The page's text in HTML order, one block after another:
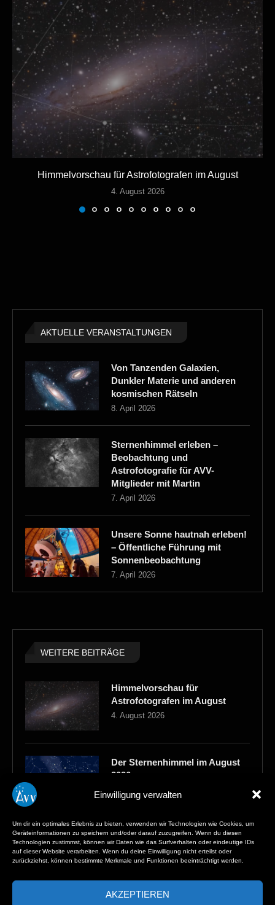
Einwilligung verwalten
Um dir ein optimales Erlebnis zu bieten, verwenden wir Technologien wie Cookies, um
Geräteinformationen zu speichern und/oder darauf zuzugreifen. Wenn du diesen
Technologien zustimmst, können wir Daten wie das Surfverhalten oder eindeutige IDs
auf dieser Website verarbeiten. Wenn du deine Einwilligung nicht erteilst oder
zurückziehst, können bestimmte Merkmale und Funktionen beeinträchtigt werden.
AKZEPTIEREN
Himmelvorschau für Astrofotografen im August
4. August 2026
AKTUELLE VERANSTALTUNGEN
Von Tanzenden Galaxien,
Dunkler Materie und anderen
kosmischen Rätseln
8. April 2026
Sternenhimmel erleben –
Beobachtung und
Astrofotografie für AVV-
Mitglieder mit Martin
7. April 2026
Unsere Sonne hautnah erleben!
– Öffentliche Führung mit
Sonnenbeobachtung
7. April 2026
WEITERE BEITRÄGE
Himmelvorschau für
Astrofotografen im August
4. August 2026
Der Sternenhimmel im August
2026
3. August 2026
Dem Mond ein „Stück“ näher
16. Juli 2026